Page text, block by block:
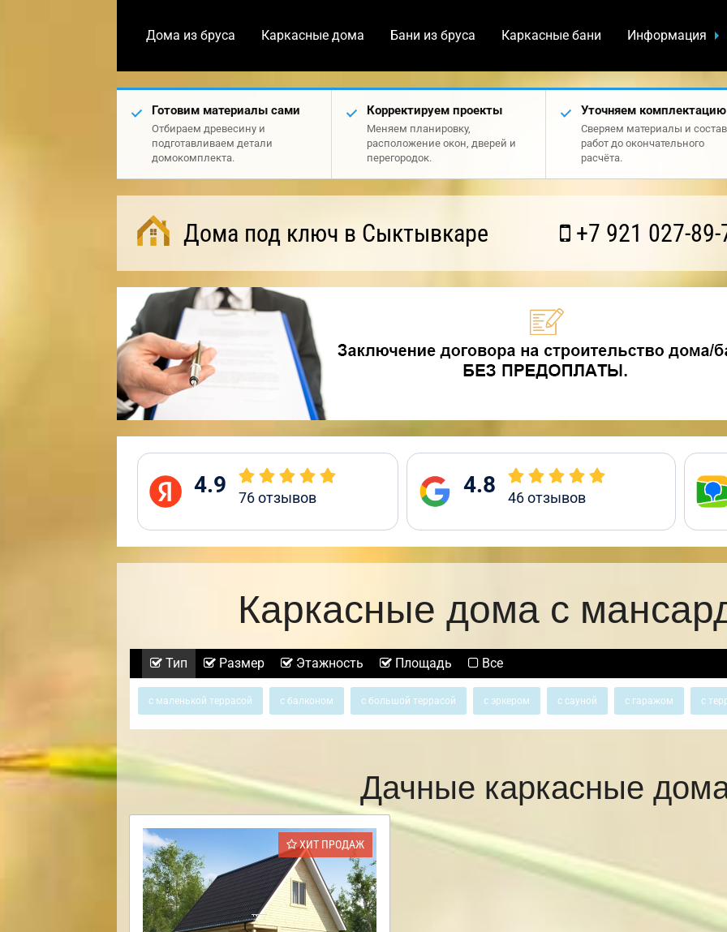
Дома из бруса Каркасные дома Бани из бруса Каркасные бани Информация
Готовим материалы сами
Отбираем древесину и
подготавливаем детали
домокомплекта.
Корректируем проекты
Меняем планировку,
расположение окон, дверей и
перегородок.
Уточняем комплектацию
Сверяем материалы и состав
работ до окончательного
расчёта.
Дома под ключ в Сыктывкаре +7 921 027-89-
4.9 76отзывов 4.8 46отзывов
Каркасные дома с
Тип Размер Этажность Площадь Все
с маленькой террасой с балконом с большой террасой с эркером с сауной с гаражом с
Дачные каркасные
ХИТ ПРОДАЖ